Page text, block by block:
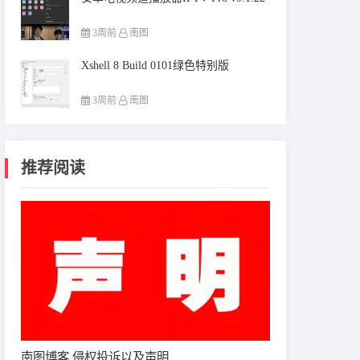
3周前 南图
Xshell 8 Build 0101绿色特别版
3周前 南图
推荐阅读
南图博客 侵权投诉以及声明